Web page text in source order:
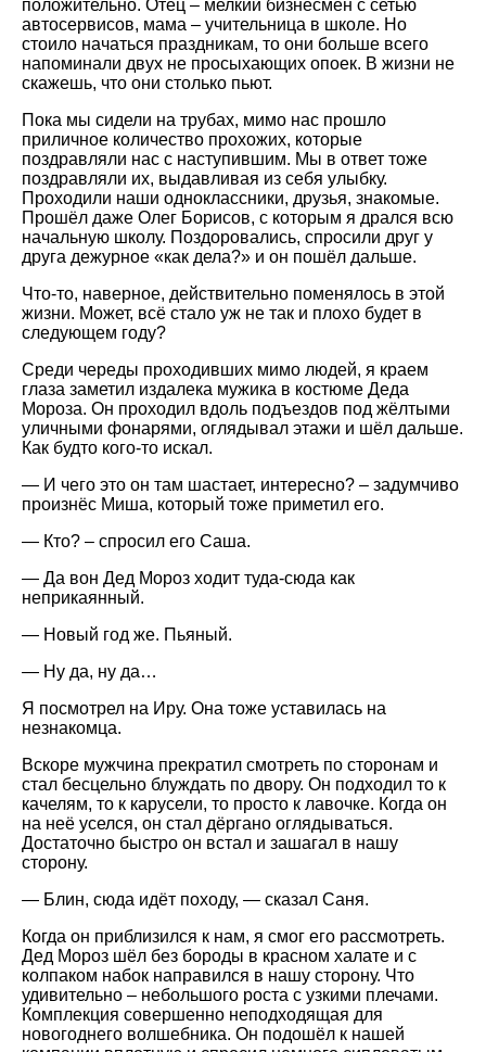
положительно. Отец – мелкий бизнесмен с сетью
автосервисов, мама – учительница в школе. Но
стоило начаться праздникам, то они больше всего
напоминали двух не просыхающих опоек. В жизни не
скажешь, что они столько пьют.
Пока мы сидели на трубах, мимо нас прошло
приличное количество прохожих, которые
поздравляли нас с наступившим. Мы в ответ тоже
поздравляли их, выдавливая из себя улыбку.
Проходили наши одноклассники, друзья, знакомые.
Прошёл даже Олег Борисов, с которым я дрался всю
начальную школу. Поздоровались, спросили друг у
друга дежурное «как дела?» и он пошёл дальше.
Что-то, наверное, действительно поменялось в этой
жизни. Может, всё стало уж не так и плохо будет в
следующем году?
Среди череды проходивших мимо людей, я краем
глаза заметил издалека мужика в костюме Деда
Мороза. Он проходил вдоль подъездов под жёлтыми
уличными фонарями, оглядывал этажи и шёл дальше.
Как будто кого-то искал.
— И чего это он там шастает, интересно? – задумчиво
произнёс Миша, который тоже приметил его.
— Кто? – спросил его Саша.
— Да вон Дед Мороз ходит туда-сюда как
неприкаянный.
— Новый год же. Пьяный.
— Ну да, ну да…
Я посмотрел на Иру. Она тоже уставилась на
незнакомца.
Вскоре мужчина прекратил смотреть по сторонам и
стал бесцельно блуждать по двору. Он подходил то к
качелям, то к карусели, то просто к лавочке. Когда он
на неё уселся, он стал дёргано оглядываться.
Достаточно быстро он встал и зашагал в нашу
сторону.
— Блин, сюда идёт походу, — сказал Саня.
Когда он приблизился к нам, я смог его рассмотреть.
Дед Мороз шёл без бороды в красном халате и с
колпаком набок направился в нашу сторону. Что
удивительно – небольшого роста с узкими плечами.
Комплекция совершенно неподходящая для
новогоднего волшебника. Он подошёл к нашей